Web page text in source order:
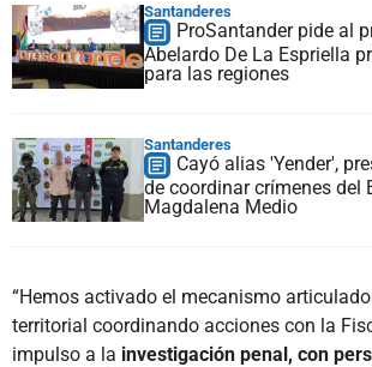
Santanderes
ProSantander pide al
Abelardo De La Espriella
para las regiones
Santanderes
Cayó alias 'Yender',
de coordinar crímenes del
Magdalena Medio
“Hemos activado el mecanismo
territorial coordinando acciones con la
impulso a la investigación penal, con